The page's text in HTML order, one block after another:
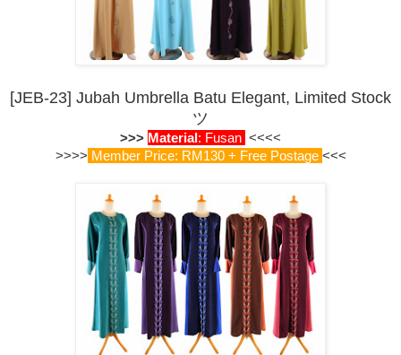
[JEB-23] Jubah Umbrella Batu Elegant, Limited Stock
ツ
>>> Material: Fusan <<<<
>>>> Member Price: RM130 + Free Postage <<<